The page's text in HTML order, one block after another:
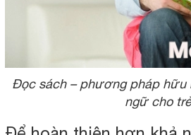
Đọc sách – phương pháp hữu
ngữ cho trẻ